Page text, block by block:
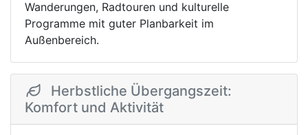
Wanderungen, Radtouren und kulturelle
Programme mit guter Planbarkeit im
Außenbereich.
Herbstliche Übergangszeit:
Komfort und Aktivität